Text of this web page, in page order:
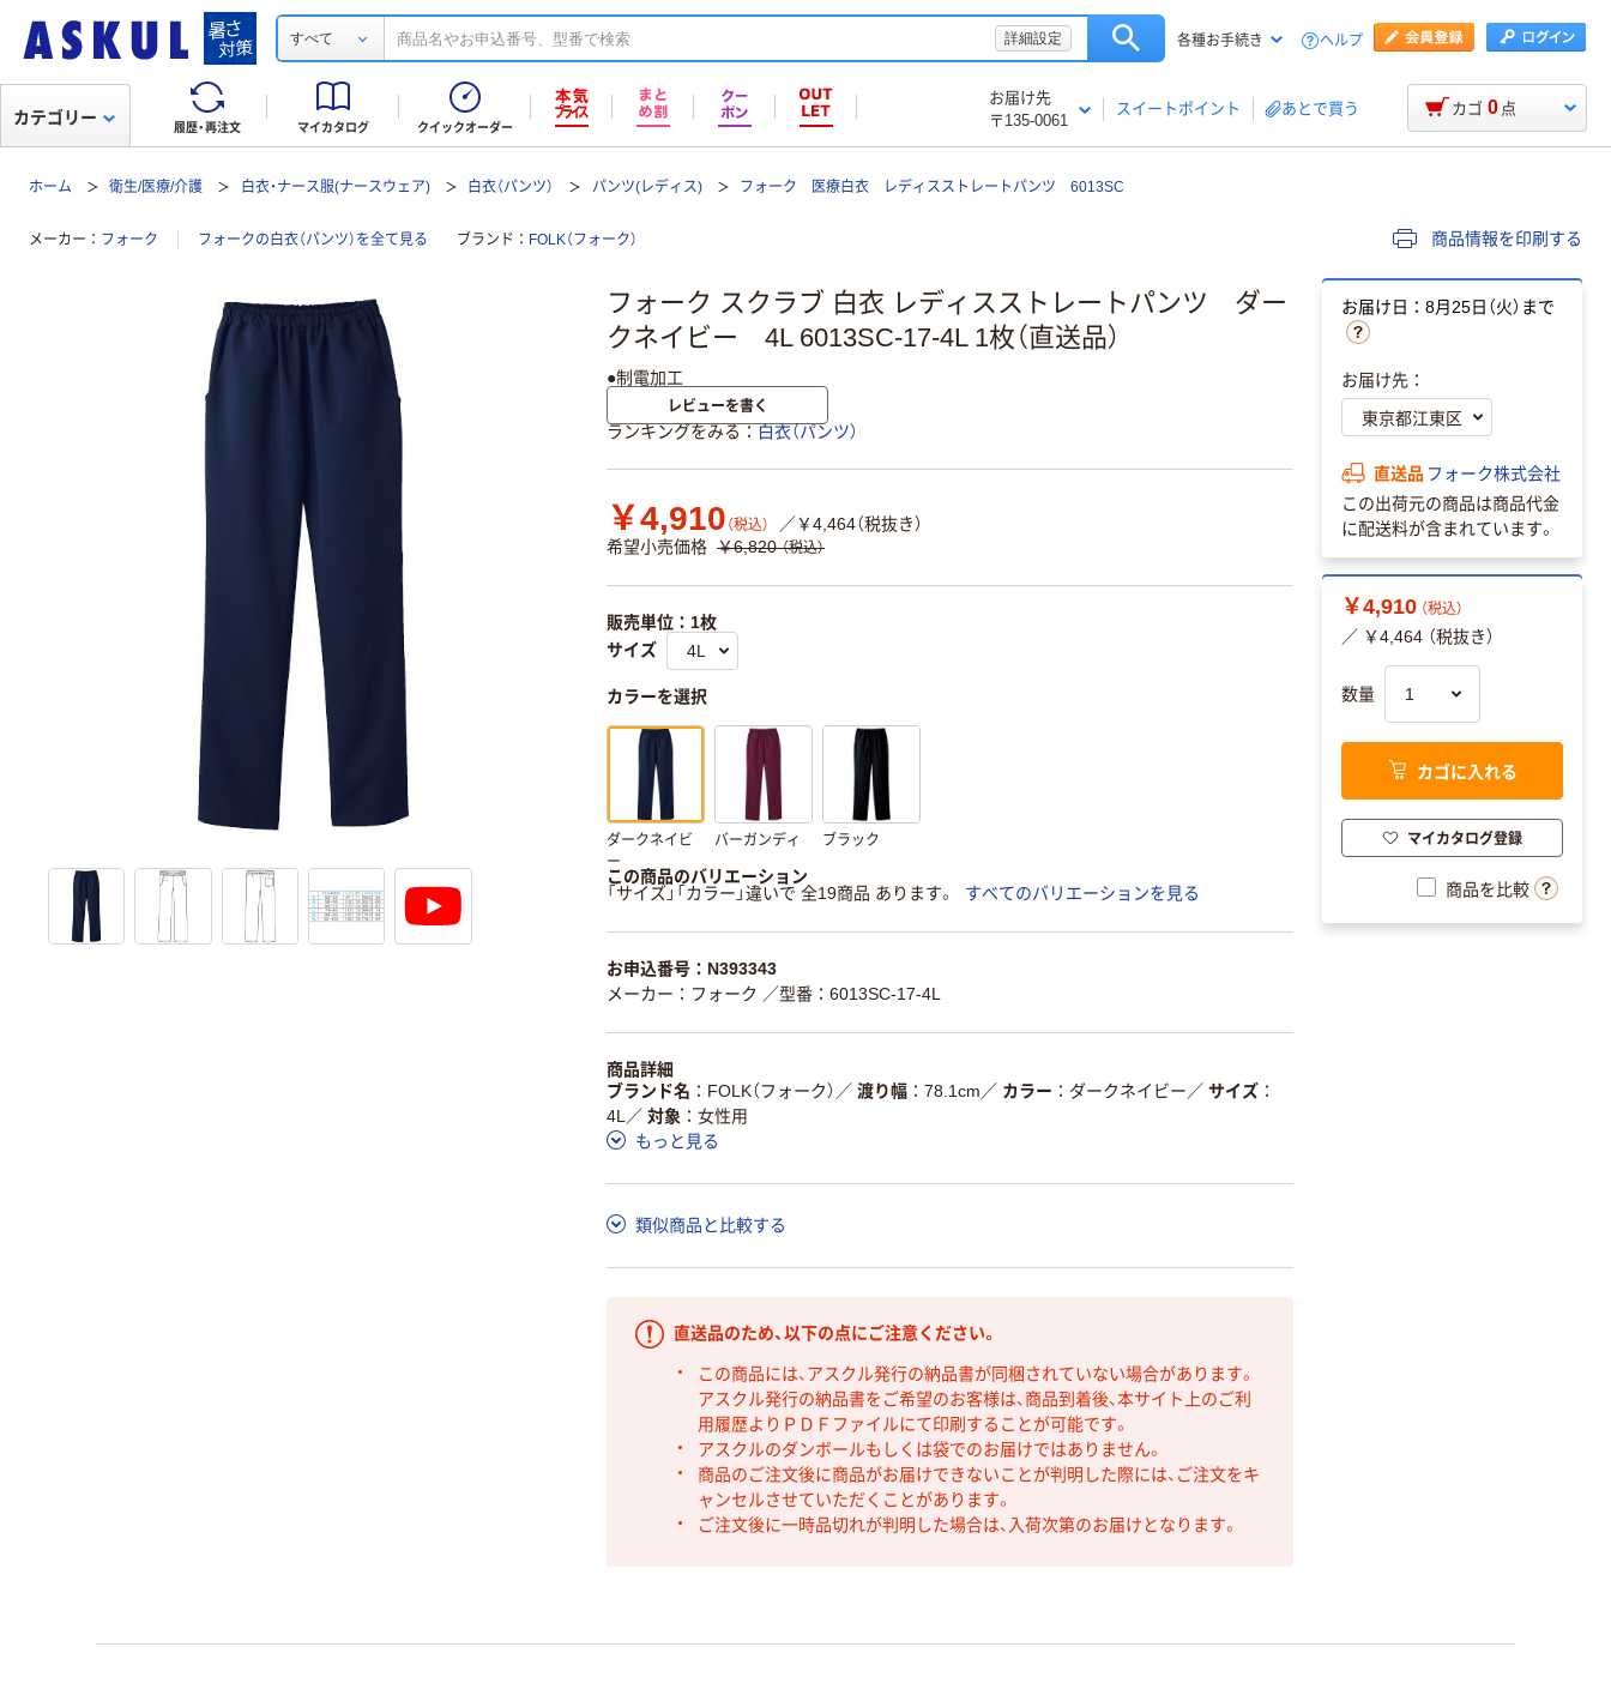
すべて 詳細設定 各種お手続き ヘルプ
履歴・再注文 マイカタログ クイックオーダー
お届け先
〒135-0061
スイートポイント あとで買う
カテゴリー カゴ 0 点
ホーム 衛生/医療/介護 白衣・ナース服(ナースウェア) 白衣（パンツ） パンツ(レディス) フォーク 医療白衣 レディスストレートパンツ 6013SC
メーカー フォーク フォークの白衣（パンツ）を全て見る ブランド FOLK（フォーク） 商品情報を印刷する
フォーク スクラブ 白衣 レディスストレートパンツ ダー
クネイビー 4L 6013SC-17-4L 1枚（直送品）
●制電加工
レビューを書く
ランキングをみる 白衣（パンツ）
￥4,910 （税込）
／￥4,464（税抜き）
希望小売価格 ￥6,820 （税込）
販売単位：1枚
サイズ
カラーを選択
ダークネイビ
ー
バーガンディ ブラック
この商品のバリエーション
「サイズ」「カラー」違いで 全19商品 あります。
すべてのバリエーションを見る
お申込番号：N393343
メーカー：フォーク ／型番：6013SC-17-4L
商品詳細
ブランド名
FOLK（フォーク） ／ 渡り幅 78.1cm ／ カラー ダークネイビー ／ サイズ
4L ／ 対象
女性用
もっと見る
類似商品と比較する
直送品のため、以下の点にご注意ください。
この商品には、アスクル発行の納品書が同梱されていない場合があります。
アスクル発行の納品書をご希望のお客様は、商品到着後、本サイト上のご利
用履歴よりＰＤＦファイルにて印刷することが可能です。
アスクルのダンボールもしくは袋でのお届けではありません。
商品のご注文後に商品がお届けできないことが判明した際には、ご注文をキ
ャンセルさせていただくことがあります。
ご注文後に一時品切れが判明した場合は、入荷次第のお届けとなります。
お届け日：8月25日（火）まで
お届け先：
直送品 フォーク株式会社
この出荷元の商品は商品代金
に配送料が含まれています。
￥4,910 （税込）
／ ￥4,464 （税抜き）
数量
カゴに入れる
マイカタログ登録
商品を比較